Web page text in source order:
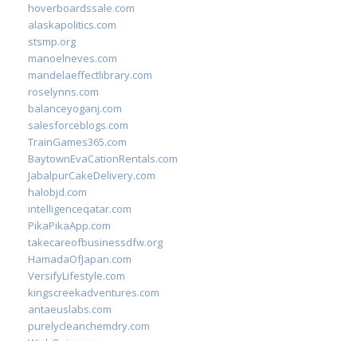
hoverboardssale.com
alaskapolitics.com
stsmp.org
manoelneves.com
mandelaeffectlibrary.com
roselynns.com
balanceyoganj.com
salesforceblogs.com
TrainGames365.com
BaytownEvaCationRentals.com
JabalpurCakeDelivery.com
halobjd.com
intelligenceqatar.com
PikaPikaApp.com
takecareofbusinessdfw.org
HamadaOfJapan.com
VersifyLifestyle.com
kingscreekadventures.com
antaeuslabs.com
purelycleanchemdry.com